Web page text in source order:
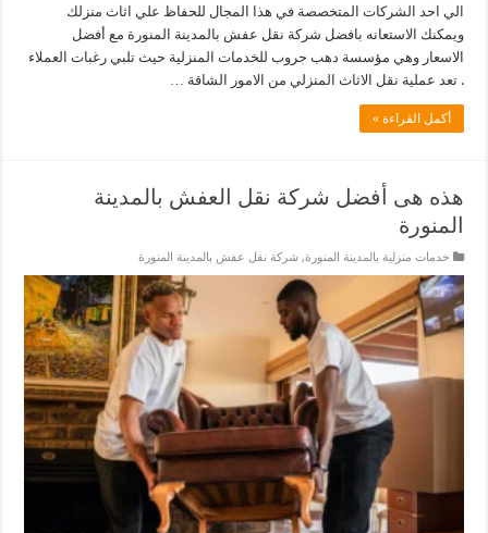
الي احد الشركات المتخصصة في هذا المجال للحفاظ علي اثاث منزلك
ويمكنك الاستعانه بافضل شركة نقل عفش بالمدينة المنورة مع أفضل
الاسعار وهي مؤسسة دهب جروب للخدمات المنزلية حيث تلبي رغبات العملاء
. تعد عملية نقل الاثاث المنزلي من الامور الشاقة …
أكمل القراءة »
هذه هى أفضل شركة نقل العفش بالمدينة
المنورة
خدمات منزلية بالمدينة المنورة,شركة نقل عفش بالمدينة المنورة